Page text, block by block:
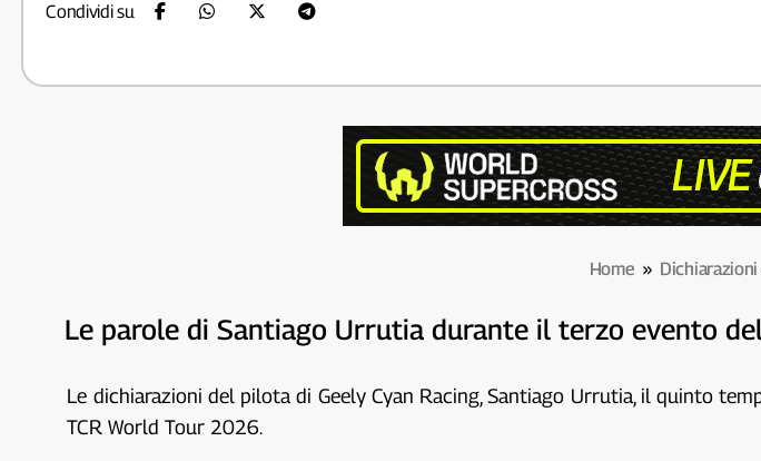
Condividi su
Home » Dichiarazioni
Le parole di Santiago Urrutia durante il terzo evento
Le dichiarazioni del pilota di Geely Cyan Racing, Santiago Urrutia, il quinto
TCR World Tour 2026.